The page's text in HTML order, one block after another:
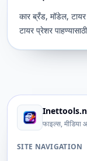
कार ब्रँड, मॉडेल,
टायर प्रेशर
फाइल्स, मीडिया
SITE NAVIGATION